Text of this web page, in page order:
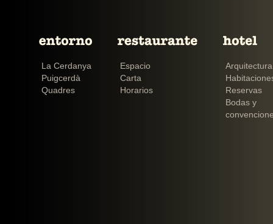
La Cerdanya
Puigcerdà
Quadres
Espacio
Carta
Horarios
Arquitectura
Reservas
Bodas y